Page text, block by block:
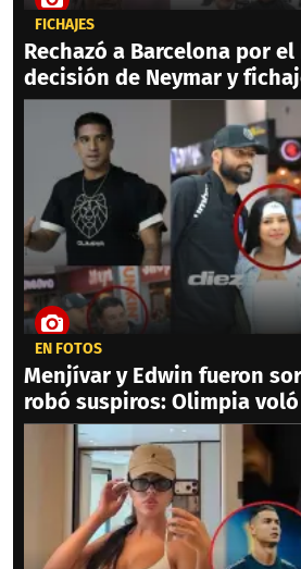
FICHAJES
Rechazó a Barcelona por
decisión de Neymar y
EN FOTOS
Menjívar y Edwin fueron
robó suspiros: Olimpia voló